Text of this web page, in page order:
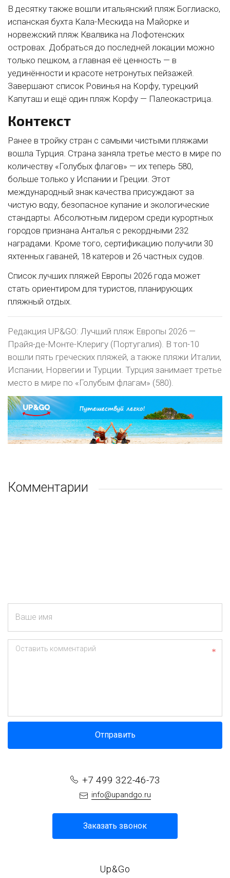
В десятку также вошли итальянский пляж Боглиаско,
испанская бухта Кала-Мескида на Майорке и
норвежский пляж Квалвика на Лофотенских
островах. Добраться до последней локации можно
только пешком, а главная её ценность — в
уединённости и красоте нетронутых пейзажей.
Завершают список Ровинья на Корфу, турецкий
Капуташ и ещё один пляж Корфу — Палеокастрица.
Контекст
Ранее в тройку стран с самыми чистыми пляжами
вошла Турция. Страна заняла третье место в мире по
количеству «Голубых флагов» — их теперь 580,
больше только у Испании и Греции. Этот
международный знак качества присуждают за
чистую воду, безопасное купание и экологические
стандарты. Абсолютным лидером среди курортных
городов признана Анталья с рекордными 232
наградами. Кроме того, сертификацию получили 30
яхтенных гаваней, 18 катеров и 26 частных судов.
Список лучших пляжей Европы 2026 года может
стать ориентиром для туристов, планирующих
пляжный отдых.
Редакция UP&GO: Лучший пляж Европы 2026 —
Прайя-де-Монте-Клеригу (Португалия). В топ-10
вошли пять греческих пляжей, а также пляжи Италии,
Испании, Норвегии и Турции. Турция занимает третье
место в мире по «Голубым флагам» (580).
Комментарии
Ваше имя
Оставить комментарий
Отправить
+7 499 322-46-73
info@upandgo.ru
Заказать звонок
Up&Go